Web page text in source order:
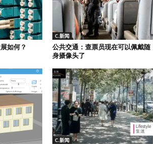
如何？
C.新闻
公共交通：查票员现在可以佩戴随
身摄像头了
C.新闻